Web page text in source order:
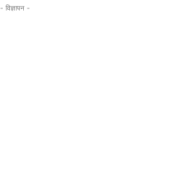
- विज्ञापन -